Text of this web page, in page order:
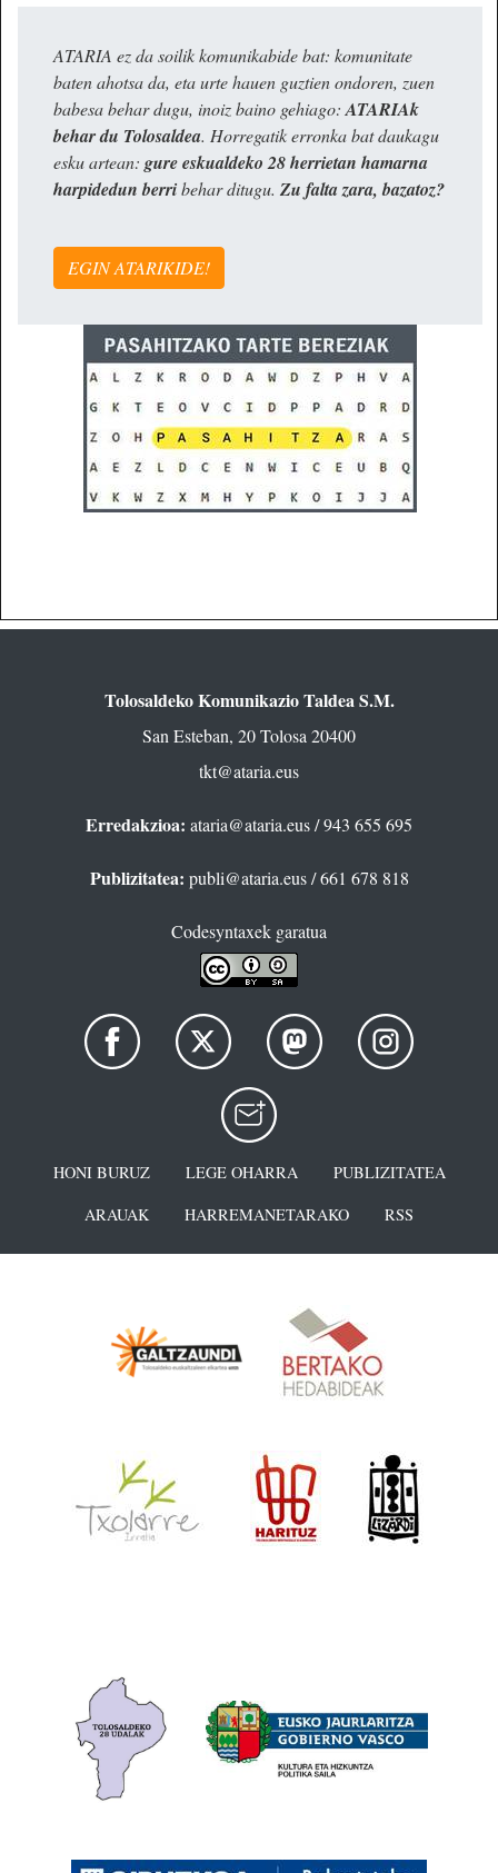
ATARIA ez da soilik komunikabide bat: komunitate
baten ahotsa da, eta urte hauen guztien ondoren, zuen
babesa behar dugu, inoiz baino gehiago:ATARIAk
behar du Tolosaldea. Horregatik erronka bat daukagu
esku artean: gure eskualdeko 28 herrietan hamarna
harpidedun berribehar ditugu. Zu falta zara, bazatoz?
EGIN ATARIKIDE!
Tolosaldeko Komunikazio Taldea S.M.
San Esteban, 20 Tolosa 20400
tkt@ataria.eus
Erredakzioa: ataria@ataria.eus/ 943 655 695
Publizitatea: publi@ataria.eus/ 661 678 818
Codesyntaxek garatua
HONI BURUZ LEGE OHARRA
PUBLIZITATEA
ARAUAK
HARREMANETARAKO RSS